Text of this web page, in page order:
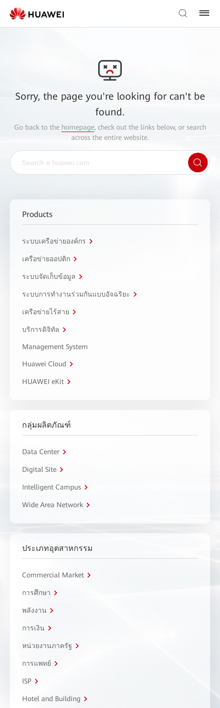
Sorry, the page you're looking for can't be
found.
Go back to the homepage, check out the links below, or search
across the entire website.
Products
ระบบเครือข่ายองค์กร
เครือข่ายออปติก
ระบบจัดเก็บข้อมูล
ระบบการทำงานร่วมกันแบบอัจฉริยะ
เครือข่ายไร้สาย
บริการดิจิทัล
Management System
Huawei Cloud
HUAWEI eKit
กลุ่มผลิตภัณฑ์
Data Center
Digital Site
Intelligent Campus
Wide Area Network
ประเภทอุตสาหกรรม
Commercial Market
การศึกษา
พลังงาน
การเงิน
หน่วยงานภาครัฐ
การแพทย์
ISP
Hotel and Building